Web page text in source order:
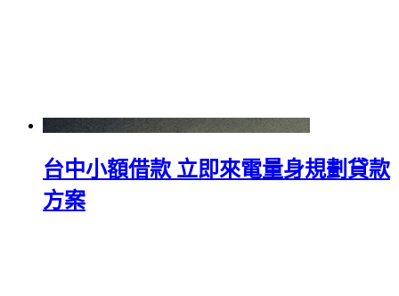
台中小額借款 立即來電量身規劃貸款
方案